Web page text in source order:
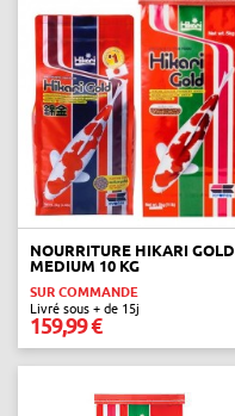
NOURRITURE HIKARI GOLD
MEDIUM 10 KG
SUR COMMANDE
Livré sous + de 15j
159,99 €